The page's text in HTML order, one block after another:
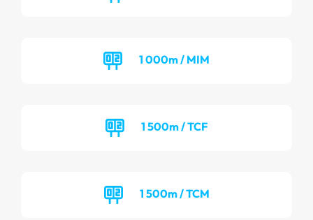
1 000m / MIM
1 500m / TCF
1 500m / TCM